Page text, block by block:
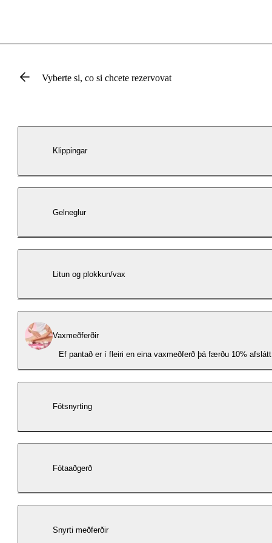
Vyberte si, co si chcete rezervovat
Klippingar
Gelneglur
Litun og plokkun/vax
Vaxmeðferðir
Ef pantað er í fleiri en eina vaxmeðferð þá færðu 10% afslátt
Fótsnyrting
Fótaaðgerð
Snyrti meðferðir